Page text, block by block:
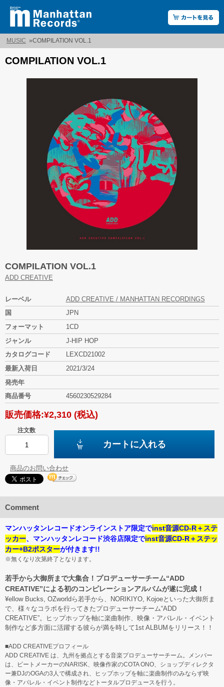
MUSIC »COMPILATION VOL.1
COMPILATION VOL.1
COMPILATION VOL.1
ADD CREATIVE
レーベル
ADD CREATIVE / MANHATTAN RECORDINGS
国
JPN
フォーマット
1CD
ジャンル
J-HIP HOP
カタログコード
LEXCD21002
最新入荷日
2021/3/24
発売年
商品番号
4560230529284
販売価格:¥2,310 (税込)
注文数
カートに入れる
商品のお問い合わせ
Comment
マンハッタンレコードオンラインストア限定でinst音源CD-R＋ステ
ッカー、マンハッタンレコード渋谷店限定でinst音源CD-R＋ステッ
カー+B2ポスターが付きます!!
※無くなり次第終了となります。
若手から大御所まで大集合！プロデューサーチーム“ADD
CREATIVE”による初のコンピレーションアルバムが遂に完成！
¥ellow Bucks, OZworldら若手から、NORIKIYO, Kojoeといった大御所ま
で、様々なコラボを行ってきたプロデューサーチーム“ADD
CREATIVE”。ヒップホップを軸に楽曲制作、映像・アパレル・イベント
制作など多方面に活躍する彼らが満を時して1st ALBUMをリリース！！
■ADD CREATIVEプロフィール
ADD CREATIVE は、九州を拠点とする音楽プロデューサーチーム。メンバー
は、ビートメーカーのNARISK、映像作家のCOTA ONO、ショップディレクタ
ー兼DJのOGAの3人で構成され、ヒップホップを軸に楽曲制作のみならず映
像・アパレル・イベント制作などトータルプロデュースを行う。